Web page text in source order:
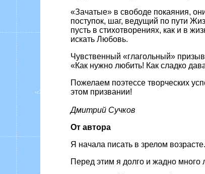
«Зачатые» в свободе покаяния,
поступок, шаг, ведущий по пути
пусть в стихотворениях, как и в
искать Любовь.
Чувственный «глагольный»
«Как нужно любить! Как сладко
Пожелаем поэтессе творческих
этом призвании!
Дмитрий Сучков
От автора
Я начала писать в зрелом
Перед этим я долго и жадно